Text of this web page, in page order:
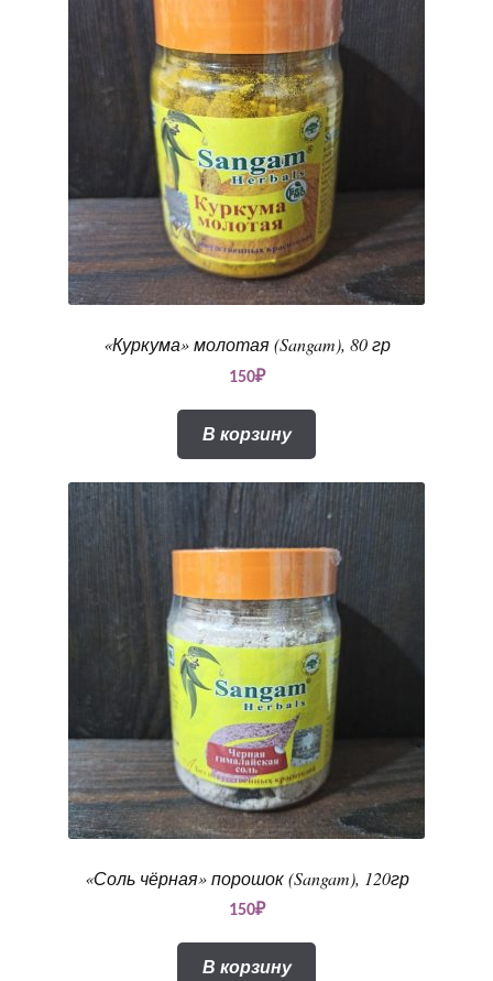
«Куркума» молотая (Sangam), 80 гр
150₽
В корзину
«Соль чёрная» порошок (Sangam), 120гр
150₽
В корзину